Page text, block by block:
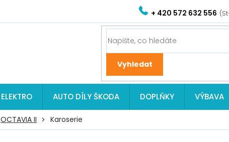
+ 420 572 632 556
ELEKTRO AUTO DÍLY ŠKODA DOPLŇKY VÝBAVA
OCTAVIA II Karoserie